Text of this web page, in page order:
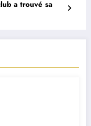
a trouvé sa